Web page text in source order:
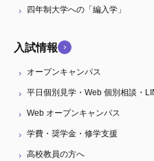
四年制大学への「編入学」
入試情報
オープンキャンパス
平日個別見学・Web 個別相談・
Web オープンキャンパス
学費・奨学金・修学支援
高校教員の方へ